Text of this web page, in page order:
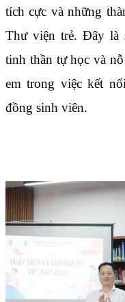
tích cực và những
Thư viện trẻ. Đây là
tinh thần tự học và
em trong việc kết
đồng sinh viên.